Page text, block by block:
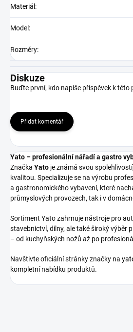
Materiál :
Model :
Rozměry:
Diskuze
Buďte první, kdo napíše příspěvek k této
Přidat komentář
Yato – profesionální nářadí a gastro
Značka Yato je známá svou
kvalitou. Specializuje se na výrobu
a gastronomického vybavení, které
průmyslových provozech, tak i v
Sortiment Yato zahrnuje nástroje pro
stavebnictví, dílny, ale také široký výběr
– od kuchyňských nožů až po
Navštivte oficiální stránky značky na
kompletní nabídku produktů.